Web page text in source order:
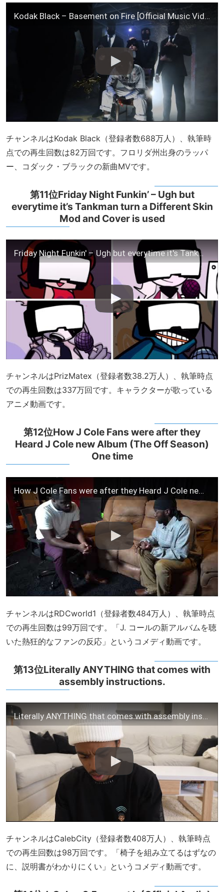
Kodak Black – Basement on Fire [Official Music Video]
チャンネルはKodak Black（登録者数688万人）、執筆時
点での再生回数は82万回です。フロリダ州出身のラッパ
ー、コダック・ブラックの新曲MVです。
第11位Friday Night Funkin’ – Ugh but
everytime it’s Tankman turn a Different Skin
Mod and Cover is used
Friday Night Funkin' – Ugh but everytime it's Tankman turn a Different Skin Mod and Cover is used
チャンネルはPrizMatex（登録者数38.2万人）、執筆時点
での再生回数は337万回です。キャラクターが歌っている
アニメ動画です。
第12位How J Cole Fans were after they
Heard J Cole new Album (The Off Season)
One time
How J Cole Fans were after they Heard J Cole new Album (The Off Season) One time
チャンネルはRDCworld1（登録者数484万人）、執筆時点
での再生回数は99万回です。「J. コールの新アルバムを聴
いた熱狂的なファンの反応」というコメディ動画です。
第13位Literally ANYTHING that comes with
assembly instructions.
Literally ANYTHING that comes with assembly instructions.
チャンネルはCalebCity（登録者数408万人）、執筆時点
での再生回数は98万回です。「椅子を組み立てるはずなの
に、説明書がわかりにくい」というコメディ動画です。